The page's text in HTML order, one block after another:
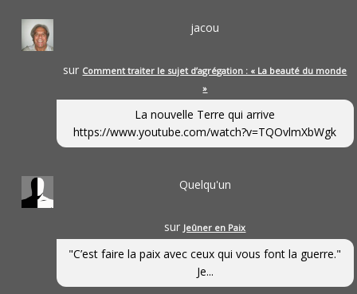
jacou
sur Comment traiter le sujet d’agrégation : « La beauté du monde
»
La nouvelle Terre qui arrive
https://www.youtube.com/watch?v=TQOvlmXbWgk
Quelqu'un
sur Jeûner en Paix
"C’est faire la paix avec ceux qui vous font la guerre."
Je...